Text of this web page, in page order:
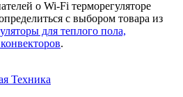
о Wi-Fi терморегуляторе
с выбором товара из
для теплого пола,
.